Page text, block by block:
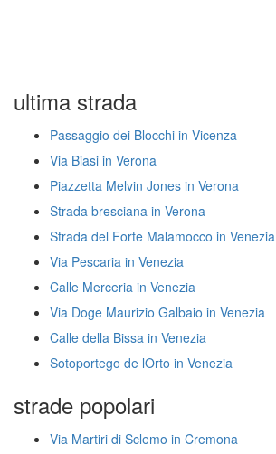
ultima strada
Passaggio dei Blocchi in Vicenza
Via Biasi in Verona
Piazzetta Melvin Jones in Verona
Strada bresciana in Verona
Strada del Forte Malamocco in Venezia
Via Pescaria in Venezia
Calle Merceria in Venezia
Via Doge Maurizio Galbaio in Venezia
Calle della Bissa in Venezia
Sotoportego de lOrto in Venezia
strade popolari
Via Martiri di Sclemo in Cremona